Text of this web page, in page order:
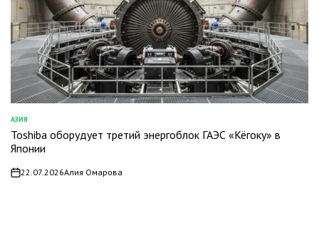
ОПУБЛИКОВАНО
В
АЗИЯ
Toshiba оборудует третий энергоблок ГАЭС «Кёгоку» в
Японии
on22.07.2026Алия Омарова